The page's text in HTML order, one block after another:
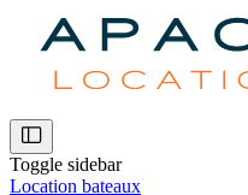
Toggle sidebar
Location bateaux